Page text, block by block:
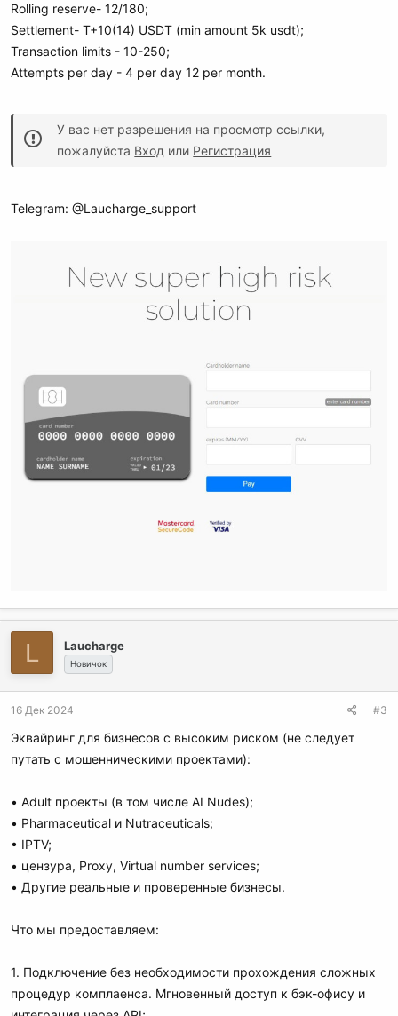
Rolling reserve- 12/180;
Settlement- T+10(14) USDT (min amount 5k usdt);
Transaction limits - 10-250;
Attempts per day - 4 per day 12 per month.
У вас нет разрешения на просмотр ссылки,
пожалуйста Вход или Регистрация
Telegram: @Laucharge_support
L Laucharge
Новичок
16 Дек 2024 #3
Эквайринг для бизнесов с высоким риском (не следует
путать с мошенническими проектами):
• Adult проекты (в том числе AI Nudes);
• Pharmaceutical и Nutraceuticals;
• IPTV;
• цензура, Proxy, Virtual number services;
• Другие реальные и проверенные бизнесы.
Что мы предоставляем:
1. Подключение без необходимости прохождения сложных
процедур комплаенса. Мгновенный доступ к бэк-офису и